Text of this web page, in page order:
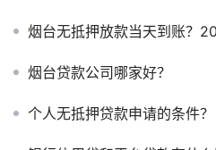
烟台无抵押放款当天到账？
烟台贷款公司哪家好？
个人无抵押贷款申请的条件？